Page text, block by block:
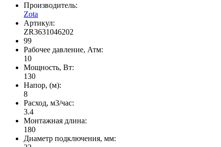
Производитель:
Zota
Артикул:
ZR3631046202
99
Рабочее давление, Атм:
10
Мощность, Вт:
130
Напор, (м):
8
Расход, м3/час:
3.4
Монтажная длина:
180
Диаметр подключения, мм: